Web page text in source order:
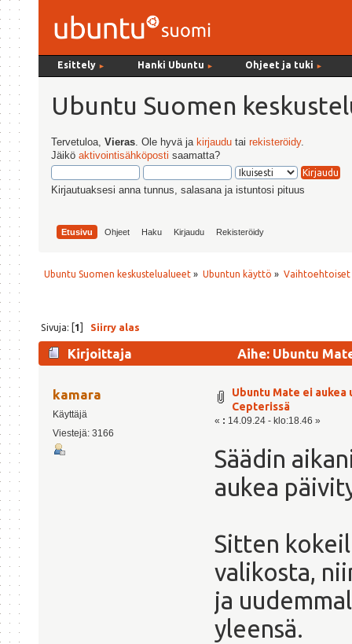
Esittely ► Hanki Ubuntu ► Ohjeet ja tuki ►
Ubuntu Suomen
Tervetuloa,Vieras . Ole hyvä ja kirjaudu tairekisteröidy.
Jäiköaktivointisähköposti saamatta?
Kirjautuaksesi anna tunnus, salasana ja istuntosi pituus
Etusivu Ohjeet Haku Kirjaudu Rekisteröidy
Ubuntu Suomen keskustelualueet » Ubuntun käyttö »
Sivuja: [1] Siirry alas
Kirjoittaja
Aihe: Ubuntu
kamara
Käyttäjä
Viestejä: 3166
Ubuntu Mate ei aukea
Cepterissä
« : 14.09.24 - klo:18.46 »
Säädin
aukea
Sitten
valikosta,
ja
yleensä.